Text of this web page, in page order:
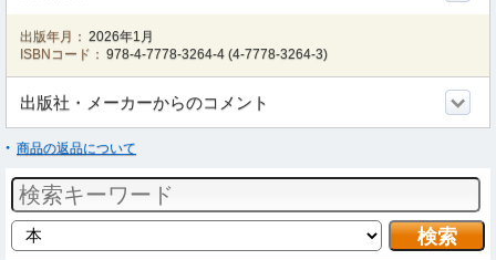
出版年月： 2026年1月
ISBNコード： 978-4-7778-3264-4 (4-7778-3264-3)
出版社・メーカーからのコメント
商品の返品について